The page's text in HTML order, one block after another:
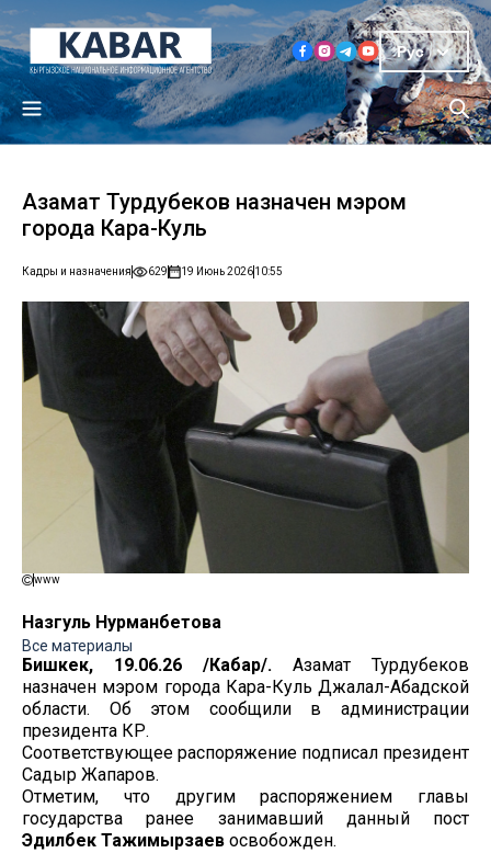
Рус
Азамат Турдубеков назначен мэром
города Кара-Куль
Кадры и назначения 629 19 Июнь 202610:55
www
Назгуль Нурманбетова
Все материалы
Бишкек, 19.06.26 /Кабар/. Азамат Турдубеков
назначен мэром города Кара-Куль Джалал-Абадской
области. Об этом сообщили в администрации
президента КР.
Соответствующее распоряжение подписал президент
Садыр Жапаров.
Отметим, что другим распоряжением главы
государства ранее занимавший данный пост
Эдилбек Тажимырзаев освобожден.